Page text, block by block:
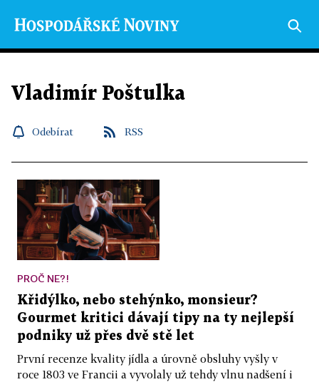
Vladimír Poštulka
Odebírat RSS
PROČ NE?!
Křidýlko, nebo stehýnko, monsieur?
Gourmet kritici dávají tipy na ty nejlepší
podniky už přes dvě stě let
První recenze kvality jídla a úrovně obsluhy vyšly v
roce 1803 ve Francii a vyvolaly už tehdy vlnu nadšení i